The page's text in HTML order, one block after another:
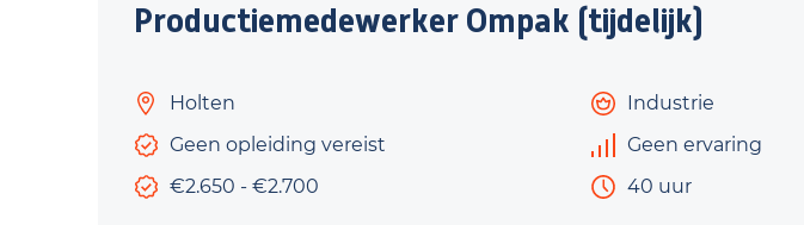
Productiemedewerker Ompak (tijdelijk)
Holten
Industrie
Geen opleiding vereist
Geen ervaring
€2.650 - €2.700
40 uur